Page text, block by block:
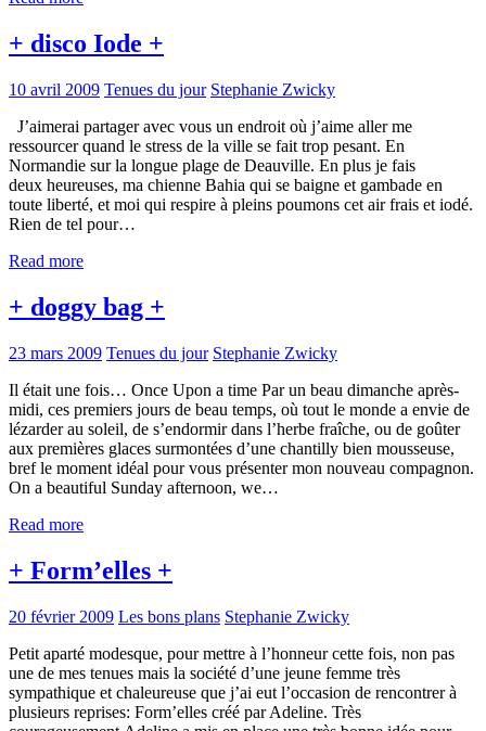
+ disco Iode +
10 avril 2009 Tenues du jour Stephanie Zwicky
J’aimerai partager avec vous un endroit où j’aime aller me
ressourcer quand le stress de la ville se fait trop pesant. En
Normandie sur la longue plage de Deauville. En plus je fais
deux heureuses, ma chienne Bahia qui se baigne et gambade en
toute liberté, et moi qui respire à pleins poumons cet air frais et iodé.
Rien de tel pour…
Read more
+ doggy bag +
23 mars 2009 Tenues du jour Stephanie Zwicky
Il était une fois… Once Upon a time Par un beau dimanche après-
midi, ces premiers jours de beau temps, où tout le monde a envie de
lézarder au soleil, de s’endormir dans l’herbe fraîche, ou de goûter
aux premières glaces surmontées d’une chantilly bien mousseuse,
bref le moment idéal pour vous présenter mon nouveau compagnon.
On a beautiful Sunday afternoon, we…
Read more
+ Form’elles +
20 février 2009 Les bons plans Stephanie Zwicky
Petit aparté modesque, pour mettre à l’honneur cette fois, non pas
une de mes tenues mais la société d’une jeune femme très
sympathique et chaleureuse que j’ai eut l’occasion de rencontrer à
plusieurs reprises: Form’elles créé par Adeline. Très